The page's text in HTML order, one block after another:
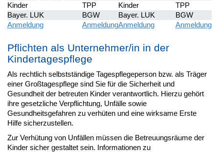
Kinder
TPP Kinder
TPP
Bayer. LUK
BGW Bayer. LUK
BGW
Anmeldung
AnmeldungAnmeldung Anmeldung
Pflichten als Unternehmer/in in der
Kindertagespflege
Als rechtlich selbstständige Tagespflegeperson bzw. als Träger
einer Großtagespflege sind Sie für die Sicherheit und
Gesundheit der betreuten Kinder verantwortlich. Hierzu gehört
ihre gesetzliche Verpflichtung, Unfälle sowie
Gesundheitsgefahren zu verhüten und eine wirksame Erste
Hilfe sicherzustellen.
Zur Verhütung von Unfällen müssen die Betreuungsräume der
Kinder sicher gestaltet sein. Informationen zu